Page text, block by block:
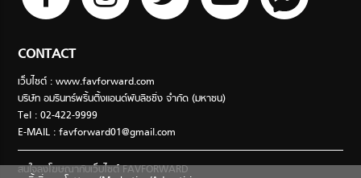
CONTACT
เว็บไซต์ : www.favforward.com
บริษัท อมรินทร์พริ้นติ้งแอนด์พับลิชชิ่ง จำกัด (มหาชน)
Tel : 02-422-9999
E-MAIL :favforward01@gmail.com
สนใจลงโฆษณากับเว็บไซต์ FAVFORWARD